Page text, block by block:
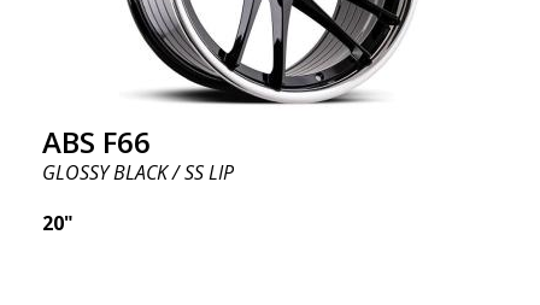
ABS F66
GLOSSY BLACK / SS LIP
20"